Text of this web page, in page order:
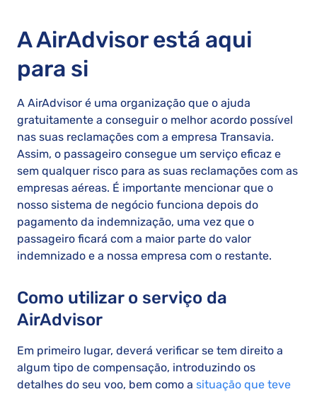
A AirAdvisor está aqui
para si
A AirAdvisor é uma organização que o ajuda
gratuitamente a conseguir o melhor acordo possível
nas suas reclamações com a empresa Transavia.
Assim, o passageiro consegue um serviço eficaz e
sem qualquer risco para as suas reclamações com as
empresas aéreas. É importante mencionar que o
nosso sistema de negócio funciona depois do
pagamento da indemnização, uma vez que o
passageiro ficará com a maior parte do valor
indemnizado e a nossa empresa com o restante.
Como utilizar o serviço da
AirAdvisor
Em primeiro lugar, deverá verificar se tem direito a
algum tipo de compensação, introduzindo os
detalhes do seu voo, bem como a situação que teve